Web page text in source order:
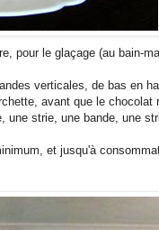
pour le glaçage (au bain-
verticales, de bas en
avant que le chocolat
une strie, une bande, une
et jusqu'à